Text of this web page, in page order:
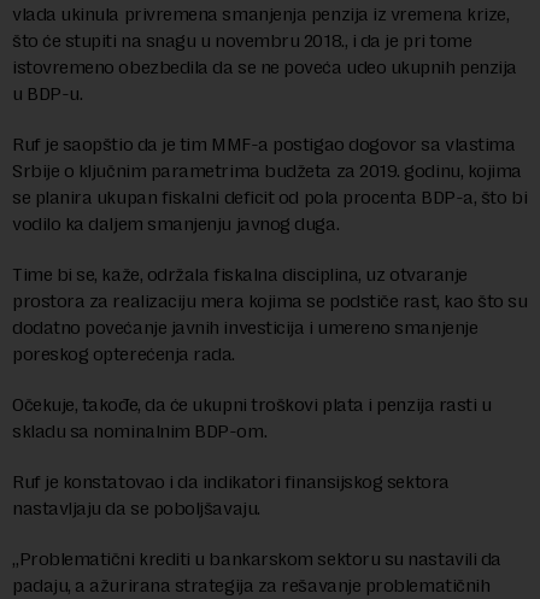
vlada ukinula privremena smanjenja penzija iz vremena krize,
što će stupiti na snagu u novembru 2018., i da je pri tome
istovremeno obezbedila da se ne poveća udeo ukupnih penzija
u BDP-u.
Ruf je saopštio da je tim MMF-a postigao dogovor sa vlastima
Srbije o ključnim parametrima budžeta za 2019. godinu, kojima
se planira ukupan fiskalni deficit od pola procenta BDP-a, što bi
vodilo ka daljem smanjenju javnog duga.
Time bi se, kaže, održala fiskalna disciplina, uz otvaranje
prostora za realizaciju mera kojima se podstiče rast, kao što su
dodatno povećanje javnih investicija i umereno smanjenje
poreskog opterećenja rada.
Očekuje, takođe, da će ukupni troškovi plata i penzija rasti u
skladu sa nominalnim BDP-om.
Ruf je konstatovao i da indikatori finansijskog sektora
nastavljaju da se poboljšavaju.
„Problematični krediti u bankarskom sektoru su nastavili da
padaju, a ažurirana strategija za rešavanje problematičnih